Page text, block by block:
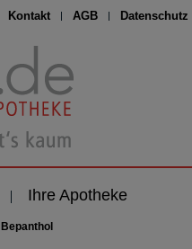
Kontakt AGB Datenschutz
Ihre Apotheke
Bepanthol